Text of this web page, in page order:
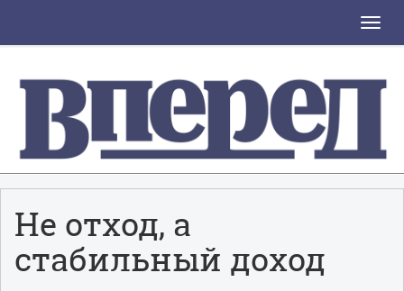
Toggle
Не отход, а
стабильный доход